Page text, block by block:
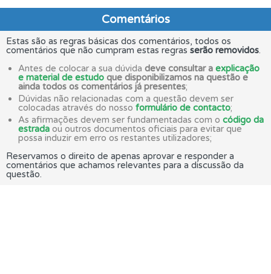
Comentários
Estas são as regras básicas dos comentários, todos os
comentários que não cumpram estas regras serão removidos.
Antes de colocar a sua dúvida deve consultar a explicação
e material de estudo que disponibilizamos na questão e
ainda todos os comentários já presentes;
Dúvidas não relacionadas com a questão devem ser
colocadas através do nosso formulário de contacto;
As afirmações devem ser fundamentadas com o código da
estrada ou outros documentos oficiais para evitar que
possa induzir em erro os restantes utilizadores;
Reservamos o direito de apenas aprovar e responder a
comentários que achamos relevantes para a discussão da
questão.